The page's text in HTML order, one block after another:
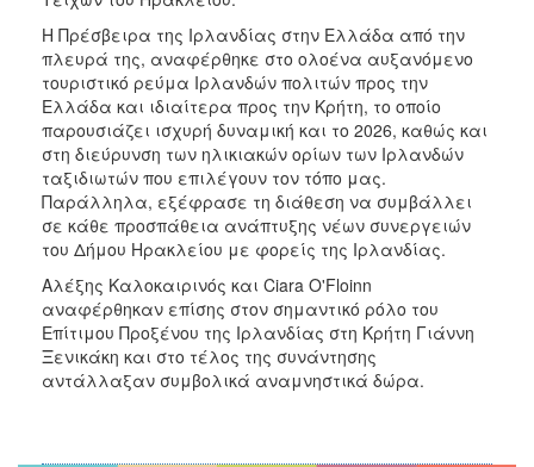
Η Πρέσβειρα της Ιρλανδίας στην Ελλάδα από την
πλευρά της, αναφέρθηκε στο ολοένα αυξανόμενο
τουριστικό ρεύμα Ιρλανδών πολιτών προς την
Ελλάδα και ιδιαίτερα προς την Κρήτη, το οποίο
παρουσιάζει ισχυρή δυναμική και το 2026, καθώς και
στη διεύρυνση των ηλικιακών ορίων των Ιρλανδών
ταξιδιωτών που επιλέγουν τον τόπο μας.
Παράλληλα, εξέφρασε τη διάθεση να συμβάλλει
σε κάθε προσπάθεια ανάπτυξης νέων συνεργειών
του Δήμου Ηρακλείου με φορείς της Ιρλανδίας.
Αλέξης Καλοκαιρινός και Ciara O'Floinn
αναφέρθηκαν επίσης στον σημαντικό ρόλο του
Επίτιμου Προξένου της Ιρλανδίας στη Κρήτη Γιάννη
Ξενικάκη και στο τέλος της συνάντησης
αντάλλαξαν συμβολικά αναμνηστικά δώρα.